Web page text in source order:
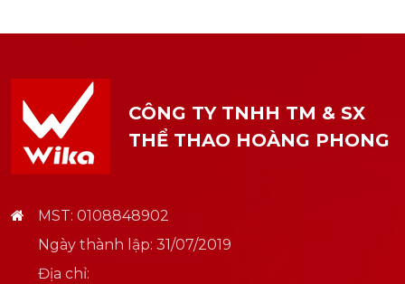
CÔNG TY TNHH TM & SX
THỂ THAO HOÀNG PHONG
MST: 0108848902
Ngày thành lập: 31/07/2019
Địa chỉ: